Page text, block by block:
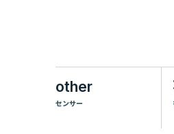
other
センサー